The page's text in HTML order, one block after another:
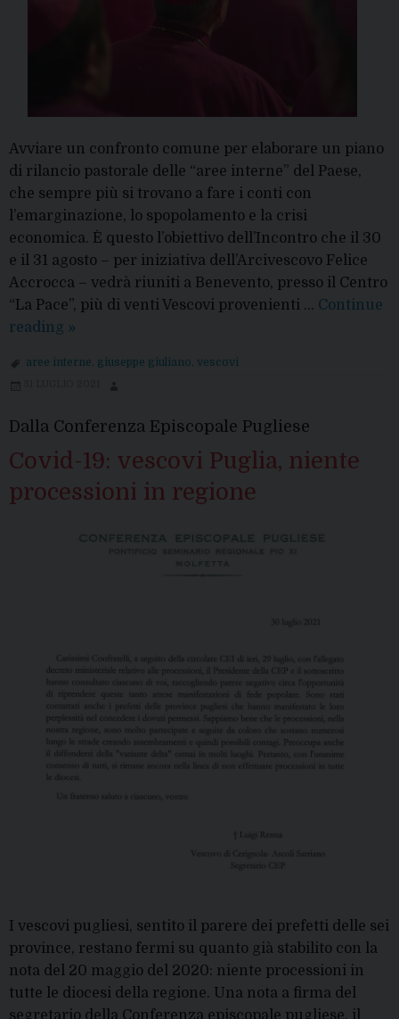
Avviare un confronto comune per elaborare un piano
di rilancio pastorale delle “aree interne” del Paese,
che sempre più si trovano a fare i conti con
l’emarginazione, lo spopolamento e la crisi
economica. È questo l’obiettivo dell’Incontro che il 30
e il 31 agosto – per iniziativa dell’Arcivescovo Felice
Accrocca – vedrà riuniti a Benevento, presso il Centro
“La Pace”, più di venti Vescovi provenienti … Continue
reading Incontro
Vescovi
»
aree interne giuseppe giuliano vescovi
Dalla Conferenza Episcopale Pugliese
Covid-19: vescovi Puglia, niente
processioni in regione
I vescovi pugliesi, sentito il parere dei prefetti delle sei
province, restano fermi su quanto già stabilito con la
nota del 20 maggio del 2020: niente processioni in
tutte le diocesi della regione. Una nota a firma del